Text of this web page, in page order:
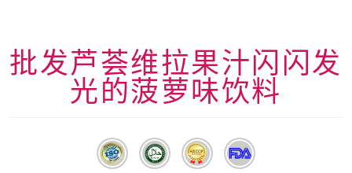
批发芦荟维拉果汁闪闪发
光的菠萝味饮料